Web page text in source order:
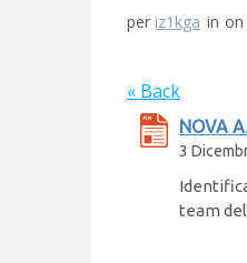
per iz1kga in
« Back
NOVA
3
team